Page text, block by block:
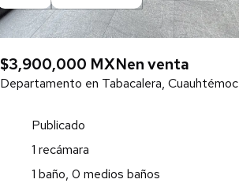
$3,900,000 MXNen venta
Departamento en Tabacalera, Cuauhtémoc
Publicado
1 recámara
1 baño, 0 medios baños